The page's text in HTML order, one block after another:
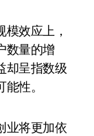
效应上，
数量的增
却呈指数级
性。
业将更加依